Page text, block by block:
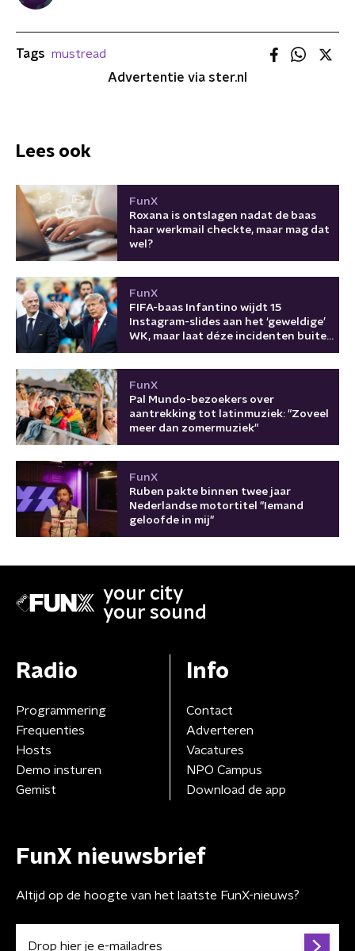
Tags mustread
Advertentie via ster.nl
Lees ook
FunX
Roxana is ontslagen nadat de baas
haar werkmail checkte, maar mag dat
wel?
FunX
FIFA-baas Infantino wijdt 15
Instagram-slides aan het ‘geweldige’
WK, maar laat déze incidenten buiten
FunX
Pal Mundo-bezoekers over
aantrekking tot latinmuziek: "Zoveel
meer dan zomermuziek"
FunX
Ruben pakte binnen twee jaar
Nederlandse motortitel "Iemand
geloofde in mij"
your city
your sound
Radio
Programmering
Frequenties
Hosts
Demo insturen
Gemist
Info
Contact
Adverteren
Vacatures
NPO Campus
Download de app
FunX nieuwsbrief
Altijd op de hoogte van het laatste FunX-nieuws?